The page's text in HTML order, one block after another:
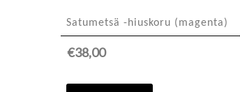
Satumetsä -hiuskoru (magenta)
€38,00